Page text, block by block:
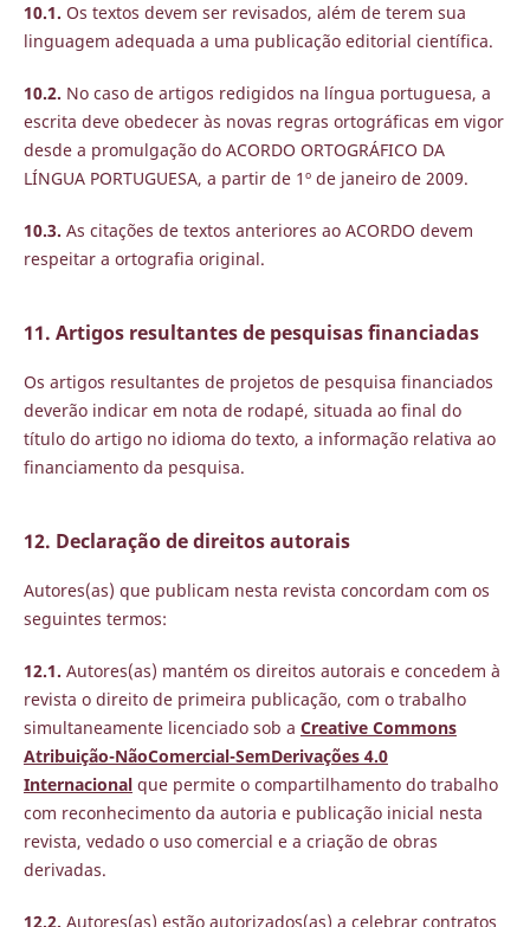
10.1. Os textos devem ser revisados, além de terem sua
linguagem adequada a uma publicação editorial científica.
10.2. No caso de artigos redigidos na língua portuguesa, a
escrita deve obedecer às novas regras ortográficas em vigor
desde a promulgação do ACORDO ORTOGRÁFICO DA
LÍNGUA PORTUGUESA, a partir de 1º de janeiro de 2009.
10.3. As citações de textos anteriores ao ACORDO devem
respeitar a ortografia original.
11. Artigos resultantes de pesquisas financiadas
Os artigos resultantes de projetos de pesquisa financiados
deverão indicar em nota de rodapé, situada ao final do
título do artigo no idioma do texto, a informação relativa ao
financiamento da pesquisa.
12. Declaração de direitos autorais
Autores(as) que publicam nesta revista concordam com os
seguintes termos:
12.1. Autores(as) mantém os direitos autorais e concedem à
revista o direito de primeira publicação, com o trabalho
simultaneamente licenciado sob a Creative Commons
Atribuição-NãoComercial-SemDerivações 4.0
Internacionalque permite o compartilhamento do trabalho
com reconhecimento da autoria e publicação inicial nesta
revista, vedado o uso comercial e a criação de obras
derivadas.
12.2. Autores(as) estão autorizados(as) a celebrar contratos